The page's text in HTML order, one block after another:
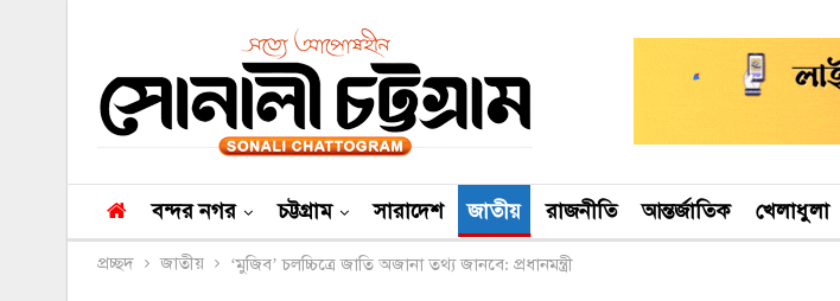
বন্দর নগর চট্টগ্রাম সারাদেশ জাতীয় রাজনীতি আন্তর্জাতিক খেলাধুলা
প্রচ্ছদ জাতীয় ‘মুজিব’ চলচ্চিত্রে জাতি অজানা তথ্য জানবে: প্রধানমন্ত্রী